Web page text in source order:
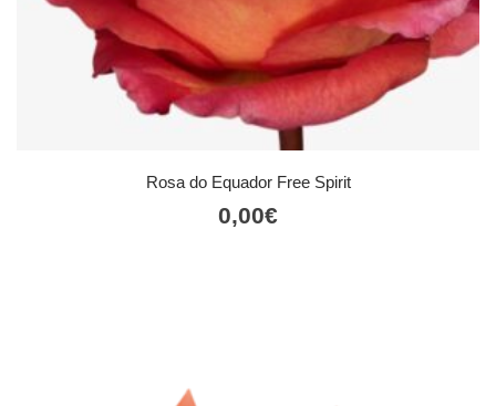
Rosa do Equador Free Spirit
0,00€